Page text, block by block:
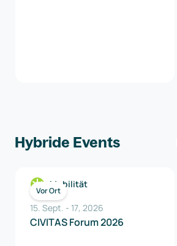
Hybride Events
Vor Ort
Mobilität
15. Sept. - 17, 2026
CIVITAS Forum 2026